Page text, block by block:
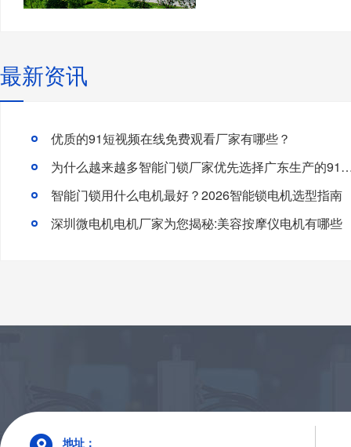
最新资讯
优质的91短视频在线免费观看厂家有哪些？
为什么越来越多智能门锁厂家优先选择广
智能门锁用什么电机最好？2026智能锁电机选型指南
深圳微电机电机厂家为您揭秘:美容按摩仪电机有哪些
地址：